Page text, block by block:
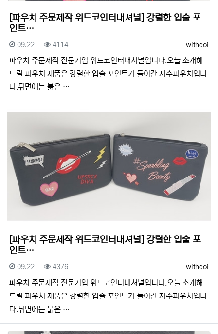
[파우치 주문제작 위드코인터내셔널] 강렬한 입술 포
인트…
등록자
withcoi
등록일
09.22 조회
4114
​​파우치 주문제작 전문기업 위드코인터내셔널입니다.​​오늘 소개해
드릴 파우치 제품은 강렬한 입술 포인트가 들어간 자수파우치입니
다.뒤면에는 붉은 …
[파우치 주문제작 위드코인터내셔널] 강렬한 입술 포
인트…
등록자
withcoi
등록일
09.22 조회
4376
​​파우치 주문제작 전문기업 위드코인터내셔널입니다.​​오늘 소개해
드릴 파우치 제품은 강렬한 입술 포인트가 들어간 자수파우치입니
다.뒤면에는 붉은 …